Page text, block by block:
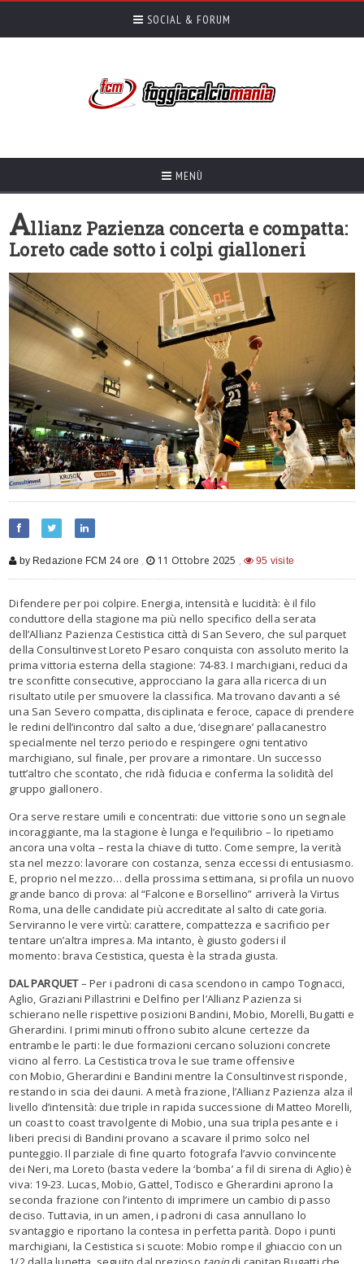
SOCIAL & FORUM
MENÙ
Allianz Pazienza concerta e compatta:
Loreto cade sotto i colpi gialloneri
by Redazione FCM 24 ore , 11 Ottobre 2025 , 95 visite
Difendere per poi colpire. Energia, intensità e lucidità: è il filo
conduttore della stagione ma più nello specifico della serata
dell’Allianz Pazienza Cestistica città di San Severo, che sul parquet
della Consultinvest Loreto Pesaro conquista con assoluto merito la
prima vittoria esterna della stagione: 74-83. I marchigiani, reduci da
tre sconfitte consecutive, approcciano la gara alla ricerca di un
risultato utile per smuovere la classifica. Ma trovano davanti a sé
una San Severo compatta, disciplinata e feroce, capace di prendere
le redini dell’incontro dal salto a due, ‘disegnare’ pallacanestro
specialmente nel terzo periodo e respingere ogni tentativo
marchigiano, sul finale, per provare a rimontare. Un successo
tutt’altro che scontato, che ridà fiducia e conferma la solidità del
gruppo giallonero.
Ora serve restare umili e concentrati: due vittorie sono un segnale
incoraggiante, ma la stagione è lunga e l’equilibrio – lo ripetiamo
ancora una volta – resta la chiave di tutto. Come sempre, la verità
sta nel mezzo: lavorare con costanza, senza eccessi di entusiasmo.
E, proprio nel mezzo… della prossima settimana, si profila un nuovo
grande banco di prova: al “Falcone e Borsellino” arriverà la Virtus
Roma, una delle candidate più accreditate al salto di categoria.
Serviranno le vere virtù: carattere, compattezza e sacrificio per
tentare un’altra impresa. Ma intanto, è giusto godersi il
momento: brava Cestistica, questa è la strada giusta.
DAL PARQUET– Per i padroni di casa scendono in campo Tognacci,
Aglio, Graziani Pillastrini e Delfino per l’Allianz Pazienza si
schierano nelle rispettive posizioni Bandini, Mobio, Morelli, Bugatti e
Gherardini. I primi minuti offrono subito alcune certezze da
entrambe le parti: le due formazioni cercano soluzioni concrete
vicino al ferro. La Cestistica trova le sue trame offensive
con Mobio, Gherardini e Bandini mentre la Consultinvest risponde,
restando in scia dei dauni. A metà frazione, l’Allianz Pazienza alza il
livello d’intensità: due triple in rapida successione di Matteo Morelli,
un coast to coast travolgente di Mobio, una sua tripla pesante e i
liberi precisi di Bandini provano a scavare il primo solco nel
punteggio. Il parziale di fine quarto fotografa l’avvio convincente
dei Neri, ma Loreto (basta vedere la ‘bomba’ a fil di sirena di Aglio) è
viva: 19-23. Lucas, Mobio, Gattel, Todisco e Gherardini aprono la
seconda frazione con l’intento di imprimere un cambio di passo
deciso. Tuttavia, in un amen, i padroni di casa annullano lo
svantaggio e riportano la contesa in perfetta parità. Dopo i punti
marchigiani, la Cestistica si scuote: Mobio rompe il ghiaccio con un